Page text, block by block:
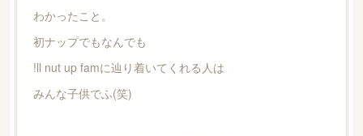
わかったこと。
初ナップでもなんでも
!ll nut up famに辿り着いてくれる人は
みんな子供でふ(笑)